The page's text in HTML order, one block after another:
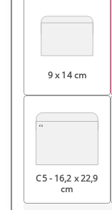
9 x 14 cm
C5 - 16,2 x 22,9
cm